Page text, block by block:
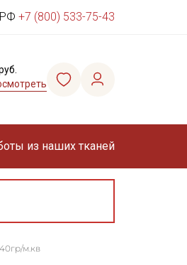
+7 (800) 533-75-43
из наших тканей
м.кв